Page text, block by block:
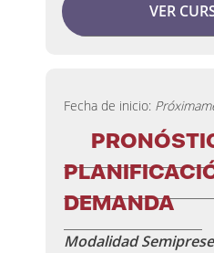
VER
Fecha de inicio:
DEMANDA
Modalidad